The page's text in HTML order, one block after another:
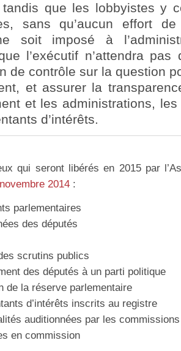
que les lobbyistes y
sans qu’aucun effort
soit imposé à
l’exécutif n’attendra
de contrôle sur la question
et assurer la
et les administrations,
d’intérêts.
qui seront libérés en 2015 par
2014 :
parlementaires
des députés
scrutins publics
des députés à un parti politique
de la réserve parlementaire
d’intérêts inscrits au registre
auditionnées par les commissions
en commission